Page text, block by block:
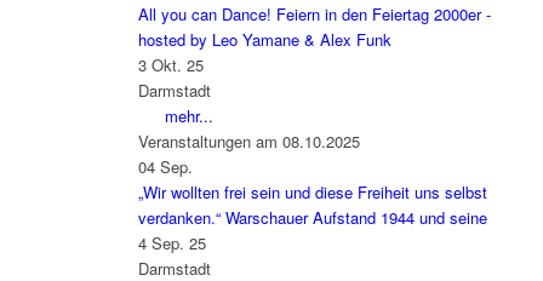
All you can Dance! Feiern in den Feiertag 2000er -
hosted by Leo Yamane & Alex Funk
3 Okt. 25
Darmstadt
mehr...
Veranstaltungen am 08.10.2025
04 Sep.
„Wir wollten frei sein und diese Freiheit uns selbst
verdanken.“ Warschauer Aufstand 1944 und seine
4 Sep. 25
Darmstadt